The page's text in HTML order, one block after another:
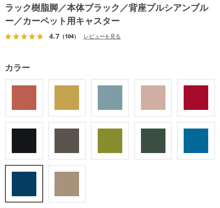
ラック樹脂脚／本体ブラック／背座プルシアンブル
ー／カーペット用キャスター
4.7（104） レビューを見る
カラー